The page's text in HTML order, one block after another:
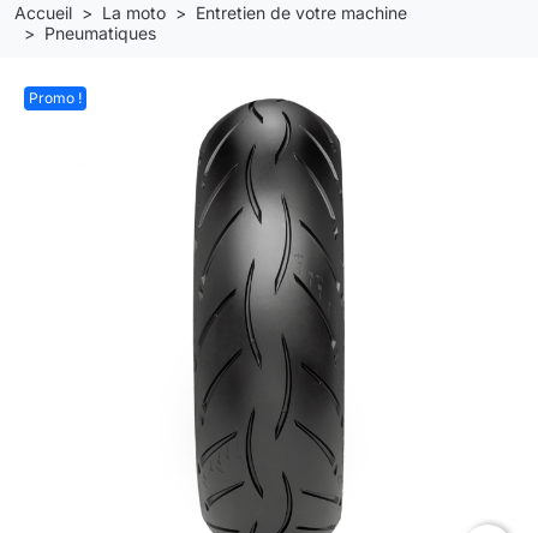
Accueil La moto
Entretien de votre machine
Pneumatiques
Promo !